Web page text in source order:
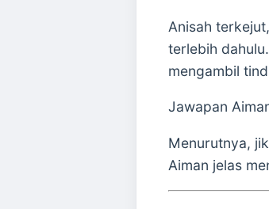
Anisah
terlebih
mengambil
Jawapan
Menurutnya,
Aiman jelas